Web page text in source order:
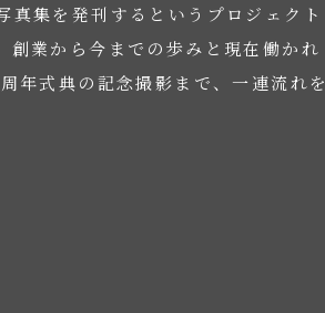
集を発刊するというプロジェクト
創業から今までの歩みと現在働かれ
年式典の記念撮影まで、一連流れを